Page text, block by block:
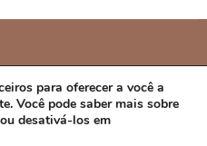
DE CAMPO ALEGRE
para oferecer a você a
Você pode saber mais sobre
desativá-los em